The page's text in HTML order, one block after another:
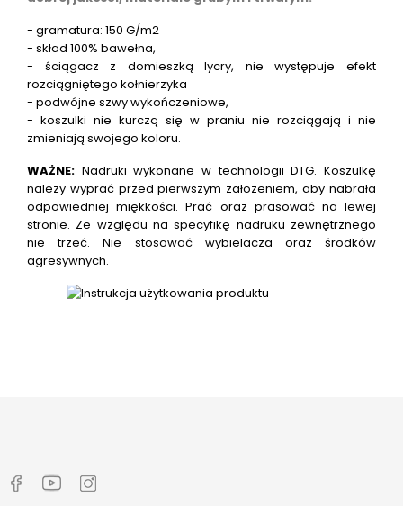
- gramatura: 150 G/m2
- skład 100% bawełna,
- ściągacz z domieszką lycry, nie występuje efekt
rozciągniętego kołnierzyka
- podwójne szwy wykończeniowe,
- koszulki nie kurczą się w praniu nie rozciągają i nie
zmieniają swojego koloru.
WAŻNE: Nadruki wykonane w technologii DTG. Koszulkę
należy wyprać przed pierwszym założeniem, aby nabrała
odpowiedniej miękkości. Prać oraz prasować na lewej
stronie. Ze względu na specyfikę nadruku zewnętrznego
nie trzeć. Nie stosować wybielacza oraz środków
agresywnych.